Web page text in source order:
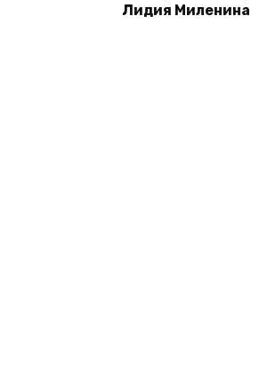
Лидия Миленина